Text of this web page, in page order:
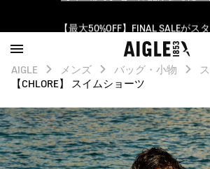
ログイン/会員登録で送料＆返品
AIGLE CLUB ポイントサービス終了の
【8/16まで】セール品がさらに
【最大50%OFF】FINAL SALEがス
AIGLE メンズ バッグ・小物
【CHLORE】 スイムショーツ